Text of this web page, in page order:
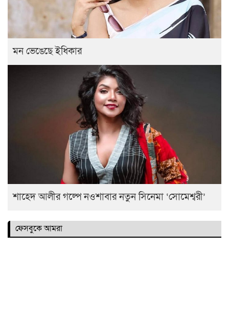
মন ভেঙেছে ইধিকার
শাহেদ আলীর গল্পে নওশাবার নতুন সিনেমা ‘সোমেশ্বরী’
ফেসবুকে আমরা